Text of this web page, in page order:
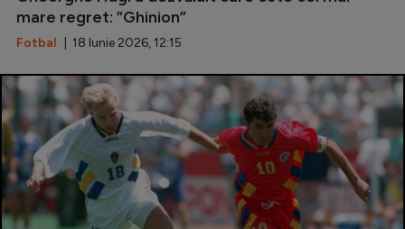
mare regret: ”Ghinion”
Fotbal | 18 Iunie 2026, 12:15